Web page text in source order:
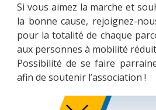
Si vous aimez la marche et
la bonne cause, rejoignez-
pour la totalité de chaque
aux personnes à mobilité
Possibilité de se faire
afin de soutenir l’association !